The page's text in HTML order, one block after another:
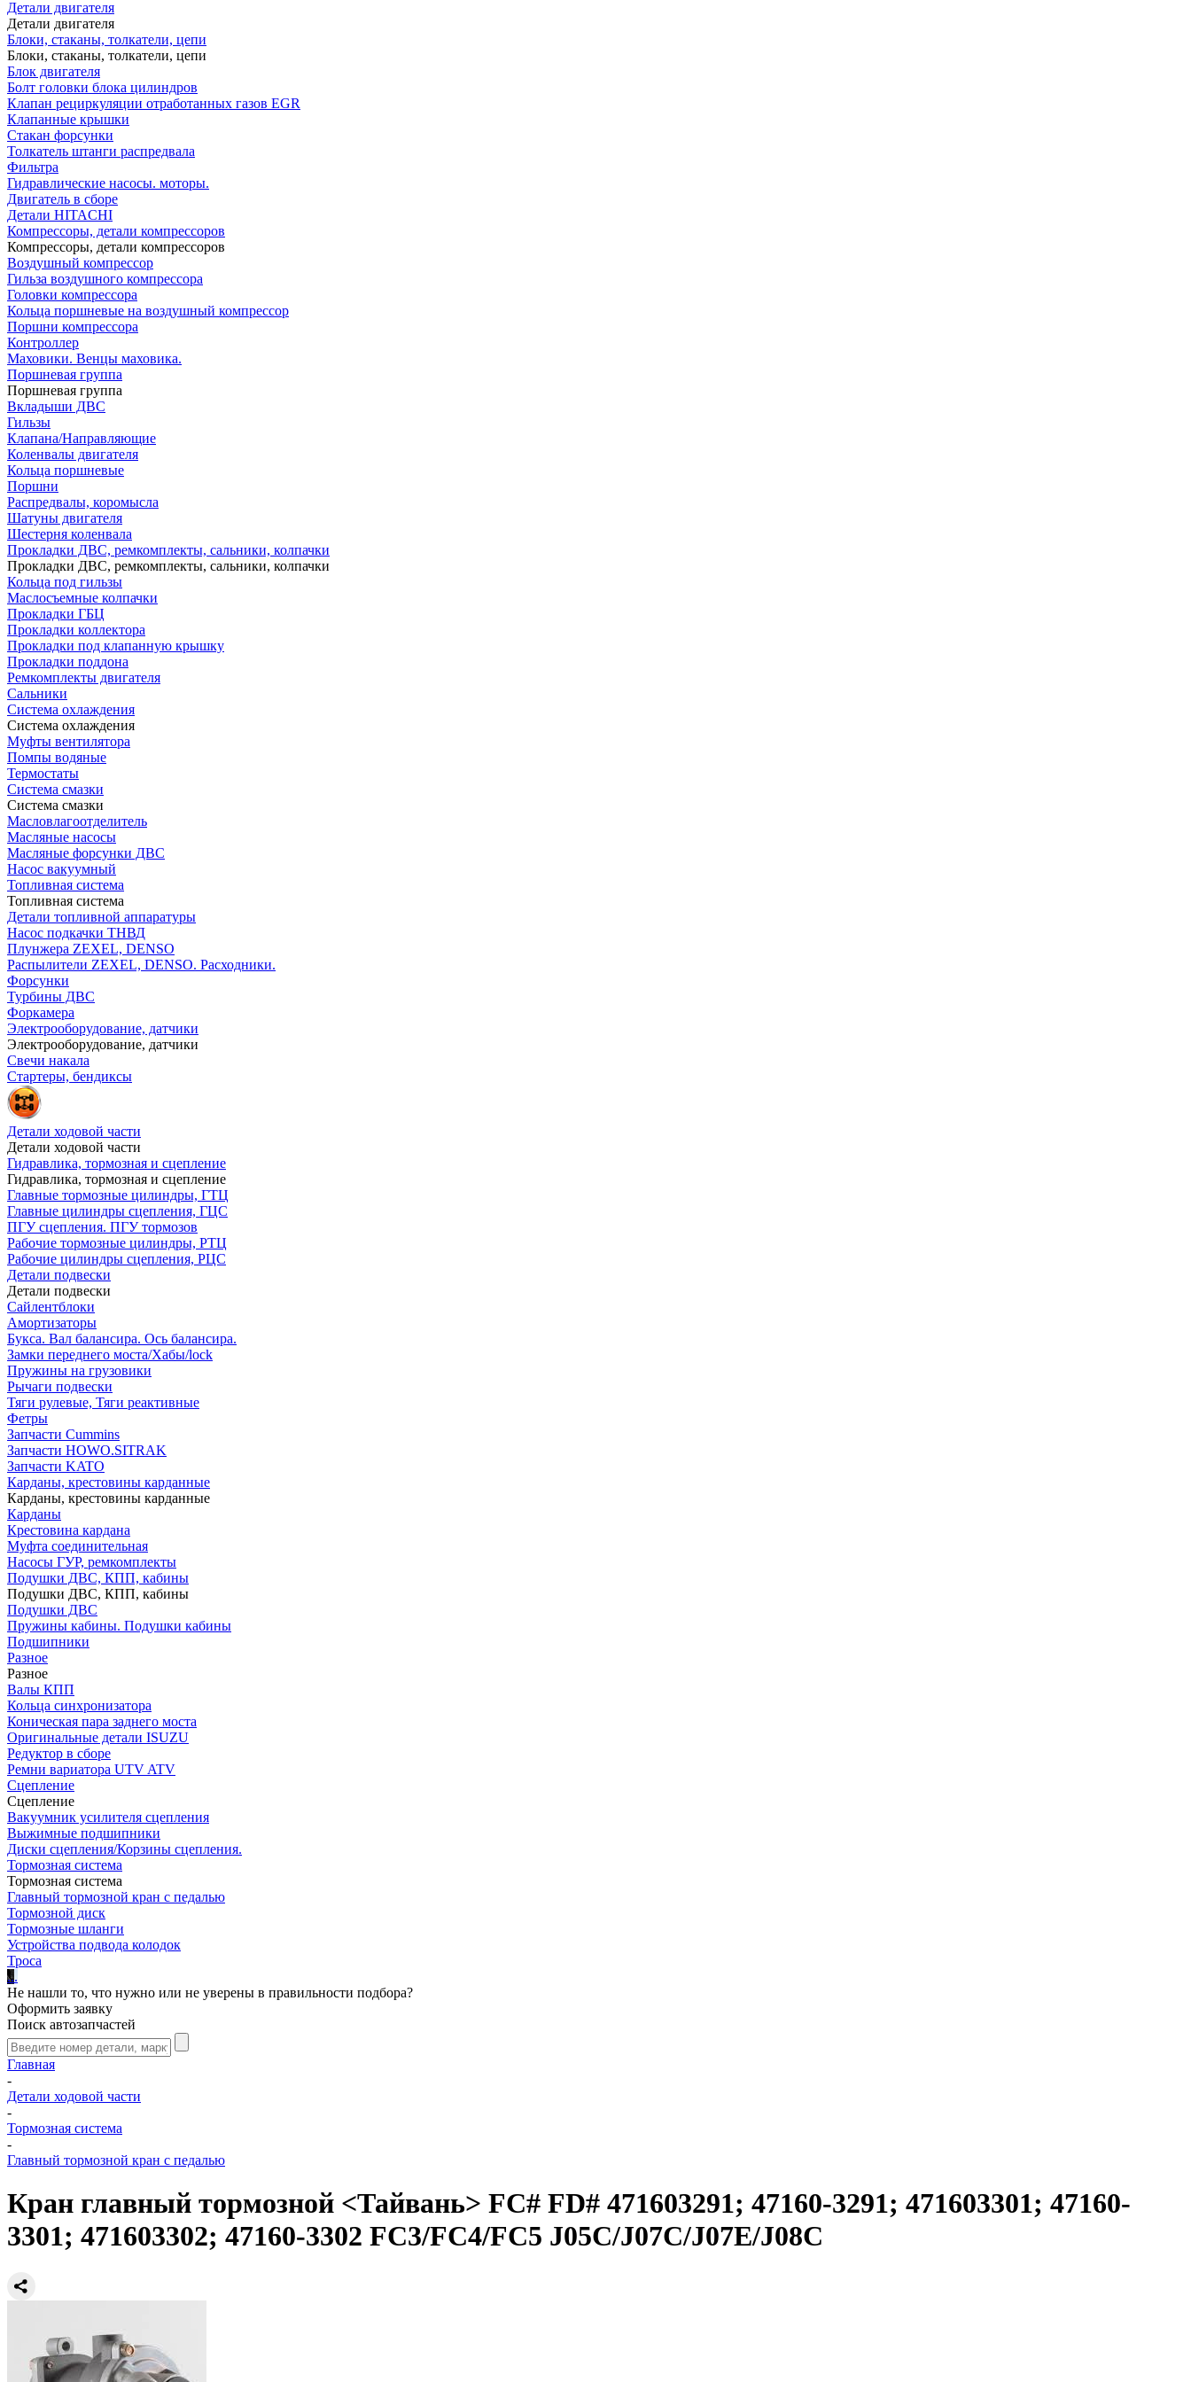
Детали двигателя
Детали двигателя
Блоки, стаканы, толкатели, цепи
Блоки, стаканы, толкатели, цепи
Блок двигателя
Болт головки блока цилиндров
Клапан рециркуляции отработанных газов EGR
Клапанные крышки
Стакан форсунки
Толкатель штанги распредвала
Фильтра
Гидравлические насосы. моторы.
Двигатель в сборе
Детали HITACHI
Компрессоры, детали компрессоров
Компрессоры, детали компрессоров
Воздушный компрессор
Гильза воздушного компрессора
Головки компрессора
Кольца поршневые на воздушный компрессор
Поршни компрессора
Контроллер
Маховики. Венцы маховика.
Поршневая группа
Поршневая группа
Вкладыши ДВС
Гильзы
Клапана/Направляющие
Коленвалы двигателя
Кольца поршневые
Поршни
Распредвалы, коромысла
Шатуны двигателя
Шестерня коленвала
Прокладки ДВС, ремкомплекты, сальники, колпачки
Прокладки ДВС, ремкомплекты, сальники, колпачки
Кольца под гильзы
Маслосъемные колпачки
Прокладки ГБЦ
Прокладки коллектора
Прокладки под клапанную крышку
Прокладки поддона
Ремкомплекты двигателя
Сальники
Система охлаждения
Система охлаждения
Муфты вентилятора
Помпы водяные
Термостаты
Система смазки
Система смазки
Масловлагоотделитель
Масляные насосы
Масляные форсунки ДВС
Насос вакуумный
Топливная система
Топливная система
Детали топливной аппаратуры
Насос подкачки ТНВД
Плунжера ZEXEL, DENSO
Распылители ZEXEL, DENSO. Расходники.
Форсунки
Турбины ДВС
Форкамера
Электрооборудование, датчики
Электрооборудование, датчики
Свечи накала
Стартеры, бендиксы
Детали ходовой части
Детали ходовой части
Гидравлика, тормозная и сцепление
Гидравлика, тормозная и сцепление
Главные тормозные цилиндры, ГТЦ
Главные цилиндры сцепления, ГЦС
ПГУ сцепления. ПГУ тормозов
Рабочие тормозные цилиндры, РТЦ
Рабочие цилиндры сцепления, РЦС
Детали подвески
Детали подвески
Cайлентблоки
Амортизаторы
Букса. Вал балансира. Ось балансира.
Замки переднего моста/Хабы/lock
Пружины на грузовики
Рычаги подвески
Тяги рулевые, Тяги реактивные
Фетры
Запчасти Cummins
Запчасти HOWO.SITRAK
Запчасти KATO
Карданы, крестовины карданные
Карданы, крестовины карданные
Карданы
Крестовина кардана
Муфта соединительная
Насосы ГУР, ремкомплекты
Подушки ДВС, КПП, кабины
Подушки ДВС, КПП, кабины
Подушки ДВС
Пружины кабины. Подушки кабины
Подшипники
Разное
Разное
Валы КПП
Кольца синхронизатора
Коническая пара заднего моста
Оригинальные детали ISUZU
Редуктор в сборе
Ремни вариатора UTV ATV
Сцепление
Сцепление
Вакуумник усилителя сцепления
Выжимные подшипники
Диски сцепления/Корзины сцепления.
Тормозная система
Тормозная система
Главный тормозной кран с педалью
Тормозной диск
Тормозные шланги
Устройства подвода колодок
Троса
...
Не нашли то, что нужно или не уверены в правильности подбора?
Оформить заявку
Поиск автозапчастей
Главная
-
Детали ходовой части
-
Тормозная система
-
Главный тормозной кран с педалью
Кран главный тормозной <Тайвань> FC# FD# 471603291; 47160-3291; 471603301; 47160-
3301; 471603302; 47160-3302 FC3/FC4/FC5 J05C/J07C/J07E/J08C